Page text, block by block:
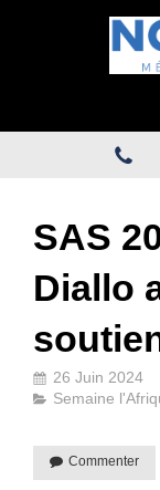
SAS
Diallo
26 Juin 2024
Semaine
Commenter